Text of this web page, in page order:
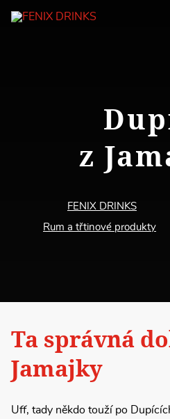
z
FENIX DRINKS
Rum a třtinové produkty
Ta správná
Jamajky
Uff, tady někdo touží po